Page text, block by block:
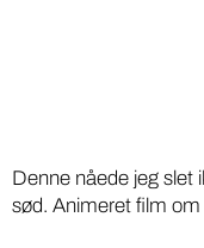
Denne nåede jeg slet
sød. Animeret film